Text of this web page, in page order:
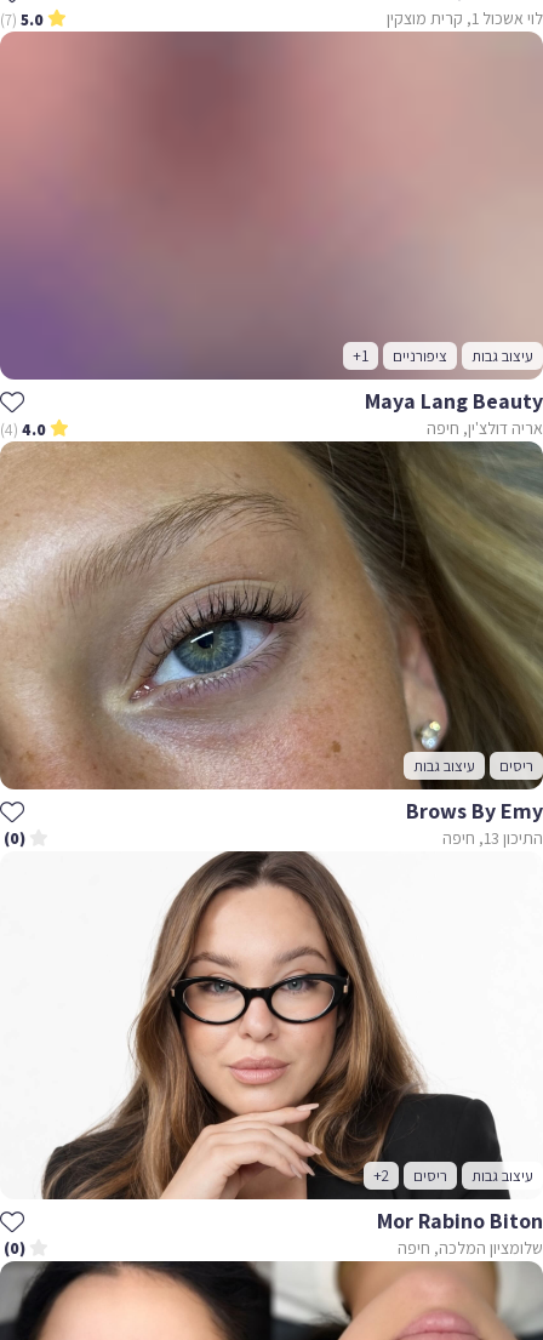
לוי אשכול 1, קרית מוצקין 5.0
(7)
עיצוב גבות ציפורניים +1
Maya Lang Beauty
אריה דולצ'ין, חיפה 4.0
(4)
ריסים עיצוב גבות
Brows By Emy
התיכון 13, חיפה (0)
עיצוב גבות ריסים +2
Mor Rabino Biton
שלומציון המלכה, חיפה (0)